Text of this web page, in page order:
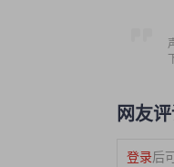
网友
登录后